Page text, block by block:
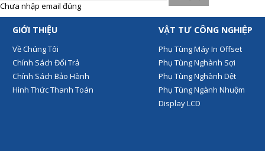
Chưa nhập email đúng
GIỚI THIỆU
Về Chúng Tôi
Chính Sách Đổi Trả
Chính Sách Bảo Hành
Hình Thức Thanh Toán
VẬT TƯ CÔNG NGHIỆP
Phụ Tùng Máy In Offset
Phụ Tùng Nghành Sợi
Phụ Tùng Nghành Dệt
Phụ Tùng Ngành Nhuộm
Display LCD